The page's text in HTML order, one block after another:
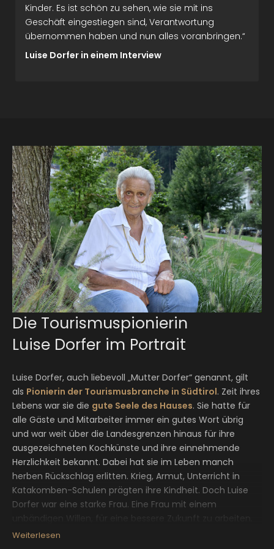
Kinder. Es ist schön zu sehen, wie sie mit ins
Geschäft eingestiegen sind, Verantwortung
übernommen haben und nun alles voranbringen.“
Luise Dorfer in einem Interview
Die Tourismuspionierin
Luise Dorfer im Portrait
Luise Dorfer, auch liebevoll „Mutter Dorfer“ genannt, gilt
als Pionierin der Tourismusbranche in Südtirol. Zeit ihres
Lebens war sie die gute Seele des Hauses. Sie hatte für
alle Gäste und Mitarbeiter immer ein gutes Wort übrig
und war weit über die Landesgrenzen hinaus für ihre
ausgezeichneten Kochkünste und ihre einnehmende
Herzlichkeit bekannt. Dabei hat sie im Leben manch
herben Rückschlag erlitten. Krieg, Armut, Unterricht in
Katakomben-Schulen prägten ihre Kindheit. Doch Luise
Dorfer war eine starke Frau. Eine Frau mit einem
Durch ihre Freundin Berta, Tochter von Eduard Dorfer und
Weiterlesen